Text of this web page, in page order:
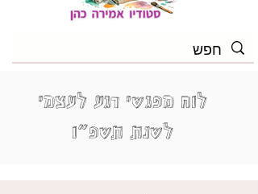
לוח מפגשי רגע לעצמי
לשנת תשפ"ו